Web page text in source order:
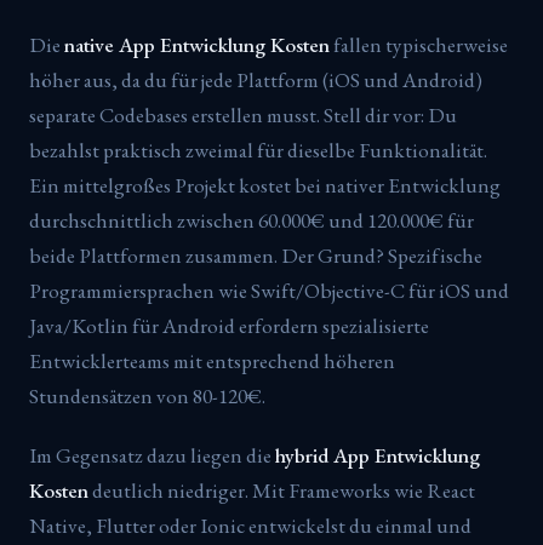
Dienative App Entwicklung Kostenfallen typischerweise
höher aus, da du für jede Plattform (iOS und Android)
separate Codebases erstellen musst. Stell dir vor: Du
bezahlst praktisch zweimal für dieselbe Funktionalität.
Ein mittelgroßes Projekt kostet bei nativer Entwicklung
durchschnittlich zwischen 60.000€ und 120.000€ für
beide Plattformen zusammen. Der Grund? Spezifische
Programmiersprachen wie Swift/Objective-C für iOS und
Java/Kotlin für Android erfordern spezialisierte
Entwicklerteams mit entsprechend höheren
Stundensätzen von 80-120€.
Im Gegensatz dazu liegen diehybrid App Entwicklung
Kostendeutlich niedriger. Mit Frameworks wie React
Native, Flutter oder Ionic entwickelst du einmal und